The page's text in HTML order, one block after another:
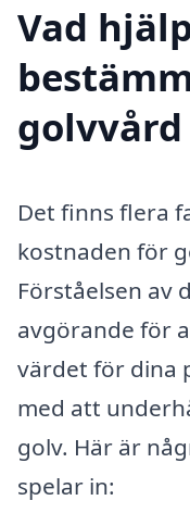
Vad
Det finns flera
kostnaden för
Förståelsen av
avgörande för
värdet för dina
med att
golv. Här är
spelar in: